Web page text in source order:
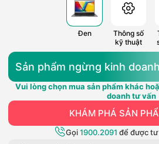
Đen
Thông số
kỹ thuật
Sản phẩm ngừng kinh doanh
Vui lòng chọn mua sản phẩm khác
doanh tư vấn
KHÁM PHÁ SẢN
Gọi1900.2091 để được tư